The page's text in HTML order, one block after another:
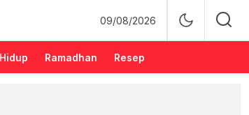
09/08/2026
Ramadhan Resep